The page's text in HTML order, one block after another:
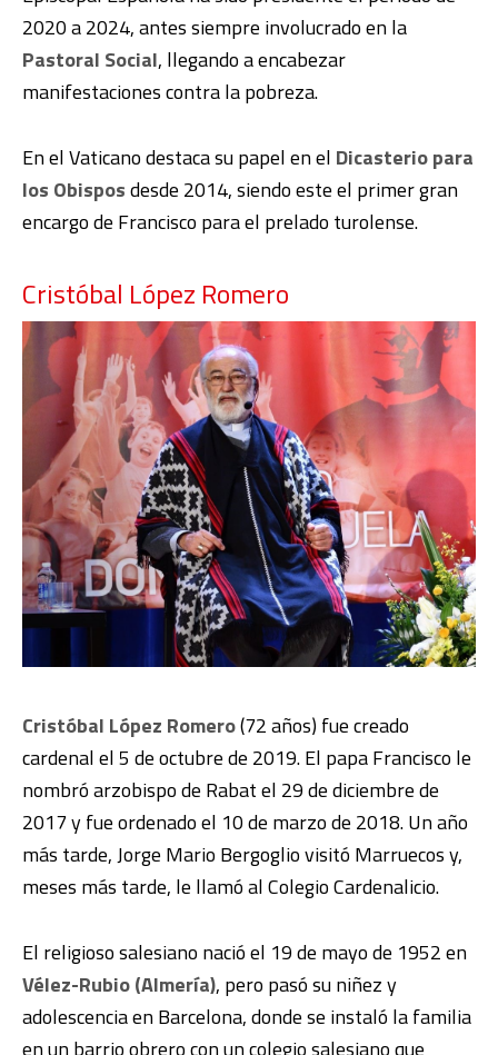
2020 a 2024, antes siempre involucrado en la
Pastoral Social, llegando a encabezar
manifestaciones contra la pobreza.
En el Vaticano destaca su papel en el Dicasterio para
los Obisposdesde 2014, siendo este el primer gran
encargo de Francisco para el prelado turolense.
Cristóbal López Romero
Cristóbal López Romero(72 años) fue creado
cardenal el 5 de octubre de 2019. El papa Francisco le
nombró arzobispo de Rabat el 29 de diciembre de
2017 y fue ordenado el 10 de marzo de 2018. Un año
más tarde, Jorge Mario Bergoglio visitó Marruecos y,
meses más tarde, le llamó al Colegio Cardenalicio.
El religioso salesiano nació el 19 de mayo de 1952 en
Vélez-Rubio (Almería), pero pasó su niñez y
adolescencia en Barcelona, donde se instaló la familia
en un barrio obrero con un colegio salesiano que